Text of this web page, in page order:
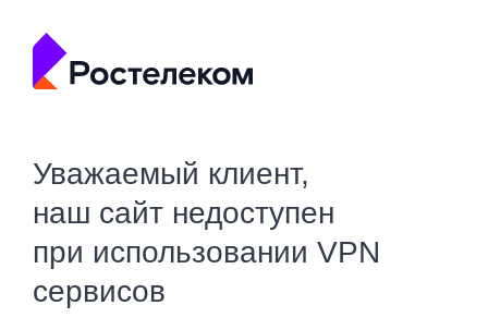
Уважаемый клиент,
наш сайт недоступен
при использовании VPN
сервисов